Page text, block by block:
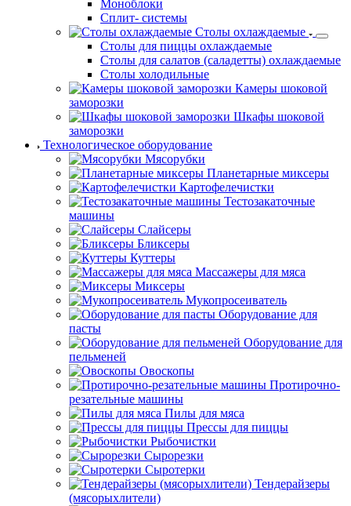
Моноблоки
Сплит- системы
Столы охлаждаемые
Столы для пиццы охлаждаемые
Столы для салатов (саладетты) охлаждаемые
Столы холодильные
Камеры шоковой
заморозки
Шкафы шоковой
заморозки
Технологическое оборудование
Мясорубки
Планетарные миксеры
Картофелечистки
Тестозакаточные
машины
Слайсеры
Бликсеры
Куттеры
Массажеры для мяса
Миксеры
Мукопросеиватель
Оборудование для
пасты
Оборудование для
пельменей
Овоскопы
Протирочно-
резательные машины
Пилы для мяса
Прессы для пиццы
Рыбочистки
Сырорезки
Сыротерки
Тендерайзеры
(мясорыхлители)